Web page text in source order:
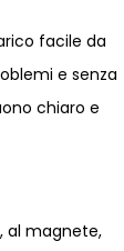
facile da
e senza
chiaro e
al magnete,